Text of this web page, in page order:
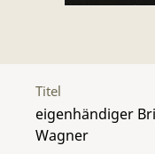
Titel
eigenhändiger
Wagner